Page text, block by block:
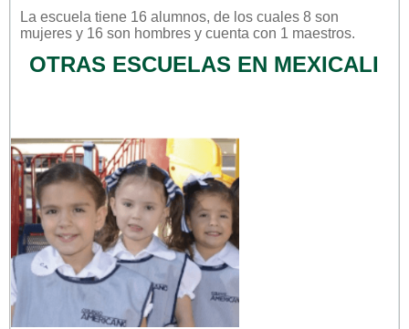
La escuela tiene 16 alumnos, de los cuales 8 son
mujeres y 16 son hombres y cuenta con 1 maestros.
OTRAS ESCUELAS EN MEXICALI